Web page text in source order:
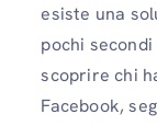
esiste una
pochi
scoprire chi
Facebook,